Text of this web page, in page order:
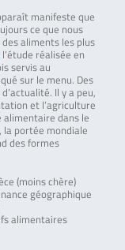
manifeste que
ce que nous
aliments les plus
l’étude réalisée en
servis au
sur le menu. Des
Il y a peu,
et l’agriculture
alimentaire dans le
la portée mondiale
des formes
(moins chère)
géographique
alimentaires